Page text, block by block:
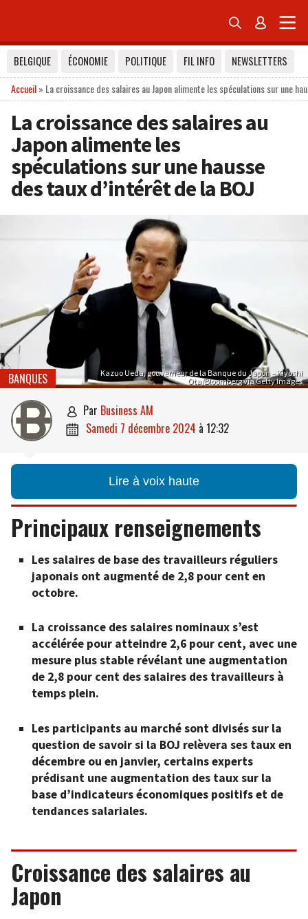
 
BELGIQUE ÉCONOMIE POLITIQUE FIL INFO
NEWSLETTERS
Accueil» La croissance des salaires au Japon alimente les spéculations sur une
La croissance des salaires au
Japon alimente les
spéculations sur une hausse
des taux d’intérêt de la BOJ
Kazuo Ueda, gouverneur de la Banque du Japon – Kiyoshi
Ota/Bloomberg via Getty Images
BANQUES
 par Business AM
 samedi 7 décembre 2024 à 12:32
Lire à voix haute
Principaux renseignements
Les salaires de base des travailleurs réguliers
japonais ont augmenté de 2,8 pour cent en
octobre.
La croissance des salaires nominaux s’est
accélérée pour atteindre 2,6 pour cent, avec une
mesure plus stable révélant une augmentation
de 2,8 pour cent des salaires des travailleurs à
temps plein.
Les participants au marché sont divisés sur la
question de savoir si la BOJ relèvera ses taux en
décembre ou en janvier, certains experts
prédisant une augmentation des taux sur la
base d’indicateurs économiques positifs et de
tendances salariales.
Croissance des salaires au
Japon